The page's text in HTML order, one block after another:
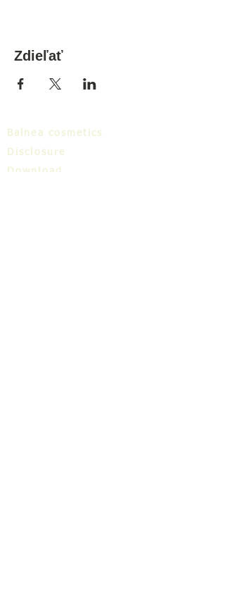
Zdieľať
Balnea cosmetics
Disclosure
Download